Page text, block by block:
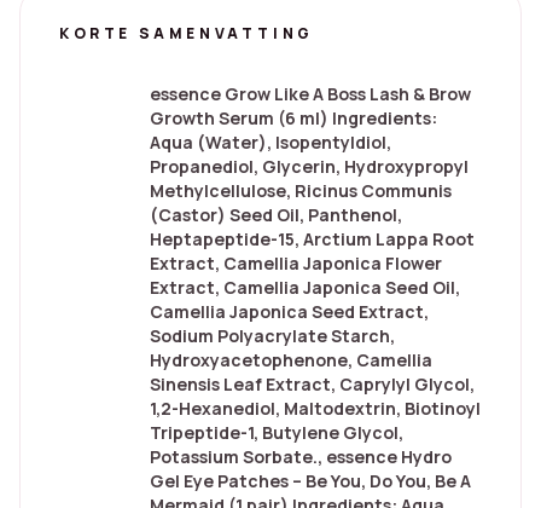
KORTE SAMENVATTING
essence Grow Like A Boss Lash & Brow
Growth Serum (6 ml) Ingredients:
Aqua (Water), Isopentyldiol,
Propanediol, Glycerin, Hydroxypropyl
Methylcellulose, Ricinus Communis
(Castor) Seed Oil, Panthenol,
Heptapeptide-15, Arctium Lappa Root
Extract, Camellia Japonica Flower
Extract, Camellia Japonica Seed Oil,
Camellia Japonica Seed Extract,
Sodium Polyacrylate Starch,
Hydroxyacetophenone, Camellia
Sinensis Leaf Extract, Caprylyl Glycol,
1,2-Hexanediol, Maltodextrin, Biotinoyl
Tripeptide-1, Butylene Glycol,
Potassium Sorbate., essence Hydro
Gel Eye Patches – Be You, Do You, Be A